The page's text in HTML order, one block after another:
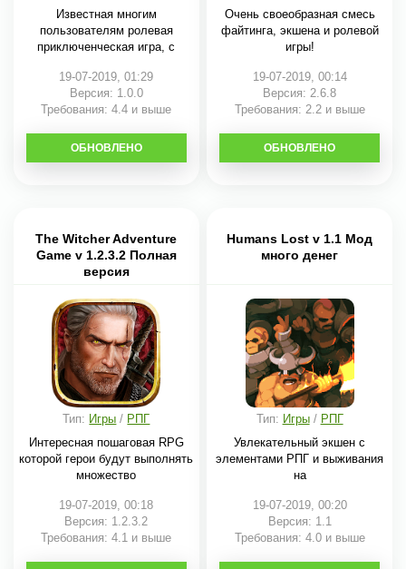
Известная многим
пользователям ролевая
приключенческая игра, с
19-07-2019, 01:29
Версия: 1.0.0
Требования: 4.4 и выше
СКАЧАТЬ
ОБНОВЛЕНО
Очень своеобразная смесь
файтинга, экшена и ролевой
игры!
19-07-2019, 00:14
Версия: 2.6.8
Требования: 2.2 и выше
СКАЧАТЬ
ОБНОВЛЕНО
The Witcher Adventure
Game v 1.2.3.2 Полная
версия
Тип: Игры / РПГ
Интересная пошаговая RPG
которой герои будут выполнять
множество
19-07-2019, 00:18
Версия: 1.2.3.2
Требования: 4.1 и выше
Humans Lost v 1.1 Мод
много денег
Тип: Игры/ РПГ
Увлекательный экшен с
элементами РПГ и выживания
на
19-07-2019, 00:20
Версия: 1.1
Требования: 4.0 и выше